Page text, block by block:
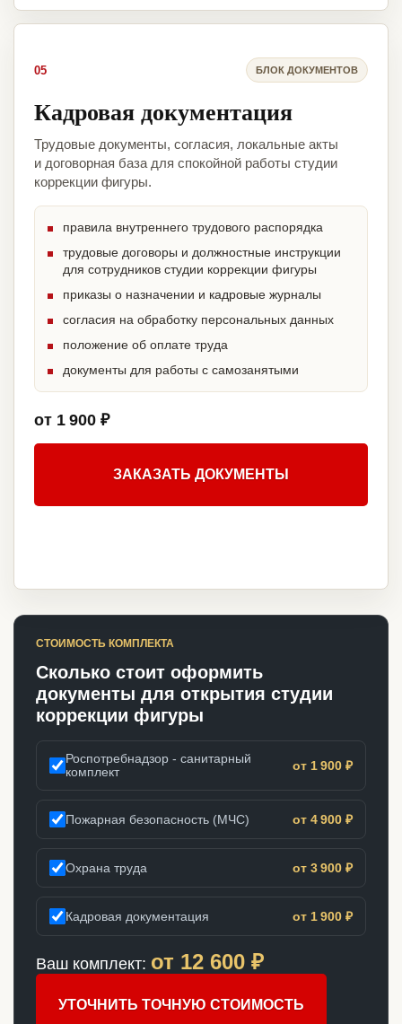
05 БЛОК ДОКУМЕНТОВ
Кадровая документация
Трудовые документы, согласия, локальные акты
и договорная база для спокойной работы студии
коррекции фигуры.
правила внутреннего трудового распорядка
трудовые договоры и должностные инструкции
для сотрудников студии коррекции фигуры
приказы о назначении и кадровые журналы
согласия на обработку персональных данных
положение об оплате труда
документы для работы с самозанятыми
от 1 900 ₽
ЗАКАЗАТЬ ДОКУМЕНТЫ
СТОИМОСТЬ КОМПЛЕКТА
Сколько стоит оформить
документы для открытия студии
коррекции фигуры
Роспотребнадзор - санитарный
комплект
от 1 900 ₽
Пожарная безопасность (МЧС) от 4 900 ₽
Охрана труда от 3 900 ₽
Кадровая документация от 1 900 ₽
Ваш комплект: от 12 600 ₽
УТОЧНИТЬ ТОЧНУЮ СТОИМОСТЬ